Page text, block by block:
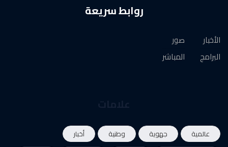
روابط سريعة
الأخبار
البرامج
صور
المباشر
عالمية جهوية وطنية
أخبار